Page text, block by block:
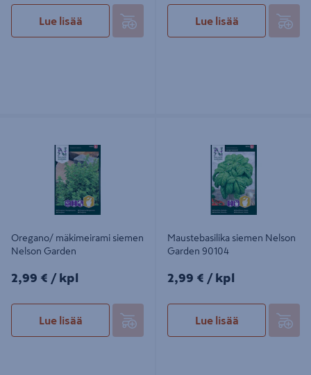
Lue lisää Lue lisää
Oregano/ mäkimeirami siemen
Nelson Garden
2,99€/kpl
2,99 € / kpl
Lue lisää
Maustebasilika siemen Nelson
Garden 90104
2,99€/kpl
2,99 € / kpl
Lue lisää